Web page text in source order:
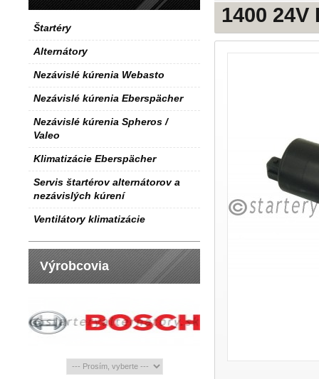
Štartéry
Alternátory
Nezávislé kúrenia Webasto
Nezávislé kúrenia Eberspächer
Nezávislé kúrenia Spheros /
Valeo
Klimatizácie Eberspächer
Servis štartérov alternátorov a
nezávislých kúrení
Ventilátory klimatizácie
Výrobcovia
1400 24V